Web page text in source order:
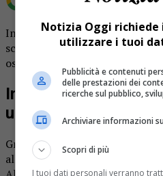
Aggiungi Notizia Oggi.it
Incidente a Roccapietra,
scontrati un’auto e un
ospedale con codice rosso.
Incidente a
una pensionata
Grave incidente nella
all’altezza di frazione
Notizia Oggi richiede
utilizzare i tuoi
Pubblicità e contenuti
delle prestazioni dei
ricerche sul pubblico,
Archiviare informazioni
Scopri di più
I tuoi dati personali verranno